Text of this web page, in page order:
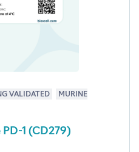
VALIDATED
MURINE
1 (CD279)